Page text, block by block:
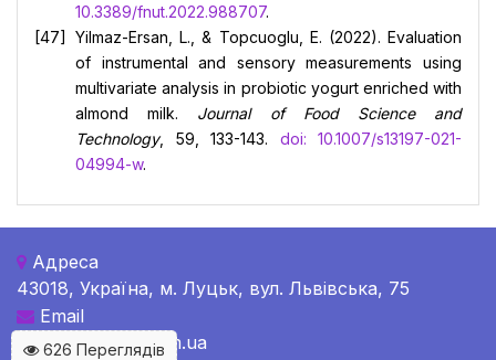
626 Переглядів
10.3389/fnut.2022.988707.
Yilmaz-Ersan, L., & Topcuoglu, E. (2022). Evaluation
of instrumental and sensory measurements using
multivariate analysis in probiotic yogurt enriched with
almond milk. Journal of Food Science and
Technology, 59, 133-143. doi: 10.1007/s13197-021-
04994-w.
Адреса
43018, Україна, м. Луцьк, вул. Львівська, 75
Email
c-b@c-bulletin.com.ua